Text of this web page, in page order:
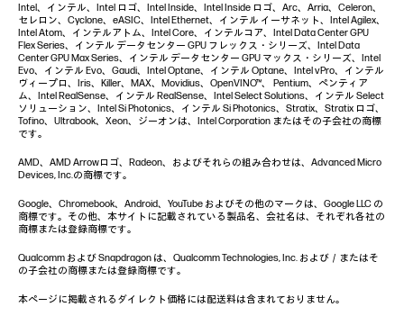
Intel、インテル、Intel ロゴ、Intel Inside、Intel Inside ロゴ、Arc、Arria、Celeron、
セレロン、Cyclone、eASIC、Intel Ethernet、インテル イーサネット、Intel Agilex、
Intel Atom、インテルアトム、Intel Core、インテルコア、Intel Data Center GPU
Flex Series、インテル データセンター GPU フレックス・シリーズ、Intel Data
Center GPU Max Series、インテル データセンター GPU マックス・シリーズ、Intel
Evo、インテル Evo、Gaudi、Intel Optane、インテル Optane、Intel vPro、インテル
ヴィープロ、Iris、Killer、MAX、Movidius、OpenVINO™、 Pentium、ペンティア
ム、Intel RealSense、インテル RealSense、Intel Select Solutions、インテル Select
ソリューション、Intel Si Photonics、インテル Si Photonics、Stratix、Stratix ロゴ、
Tofino、Ultrabook、Xeon、ジーオンは、Intel Corporation またはその子会社の商標
です。
AMD、AMD Arrowロゴ、Radeon、およびそれらの組み合わせは、Advanced Micro
Devices, Inc.の商標です。
Google、Chromebook、Android、YouTube およびその他のマークは、Google LLC の
商標です。その他、本サイトに記載されている製品名、会社名は、それぞれ各社の
商標または登録商標です。
Qualcomm および Snapdragon は、Qualcomm Technologies, Inc. および／またはそ
の子会社の商標または登録商標です。
本ページに掲載されるダイレクト価格には配送料は含まれておりません。